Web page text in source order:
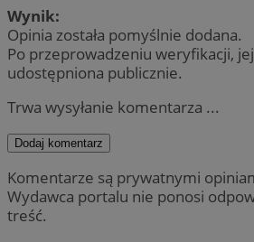
Wynik:
Opinia została pomyślnie dodana.
Po przeprowadzeniu weryfikacji,
udostępniona publicznie.
Trwa wysyłanie komentarza ...
Dodaj komentarz
Komentarze są prywatnymi
Wydawca portalu nie ponosi
treść.